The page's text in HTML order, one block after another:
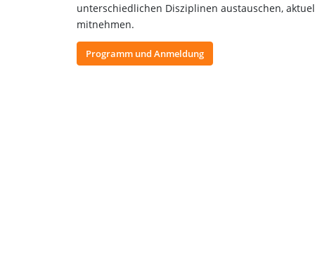
unterschiedlichen Disziplinen austauschen,
mitnehmen.
Programm und Anmeldung